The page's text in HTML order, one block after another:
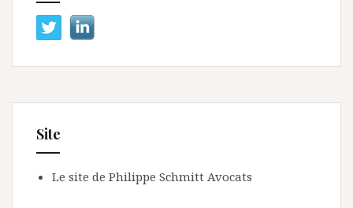
Site
Le site de Philippe Schmitt Avocats